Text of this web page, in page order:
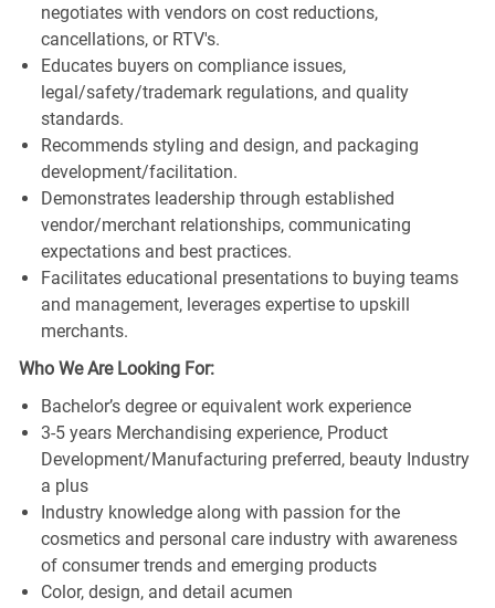
negotiates with vendors on cost reductions,
cancellations, or RTV's.
Educates buyers on compliance issues,
legal/safety/trademark regulations, and quality
standards.
Recommends styling and design, and packaging
development/facilitation.
Demonstrates leadership through established
vendor/merchant relationships, communicating
expectations and best practices.
Facilitates educational presentations to buying teams
and management, leverages expertise to upskill
merchants.
Who We Are Looking For:
Bachelor’s degree or equivalent work experience
3-5 years Merchandising experience, Product
Development/Manufacturing preferred, beauty Industry
a plus
Industry knowledge along with passion for the
cosmetics and personal care industry with awareness
of consumer trends and emerging products
Color, design, and detail acumen